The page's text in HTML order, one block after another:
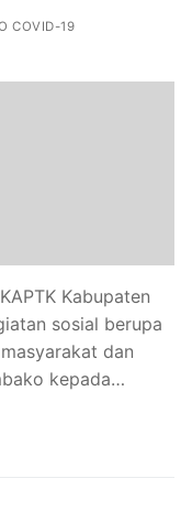
COVID-19
Kabupaten
sosial berupa
dan
kepada…